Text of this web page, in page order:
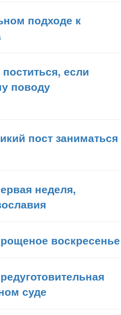
подходе к
если
поводу
пост заниматься
неделя,
воскресенье
суде